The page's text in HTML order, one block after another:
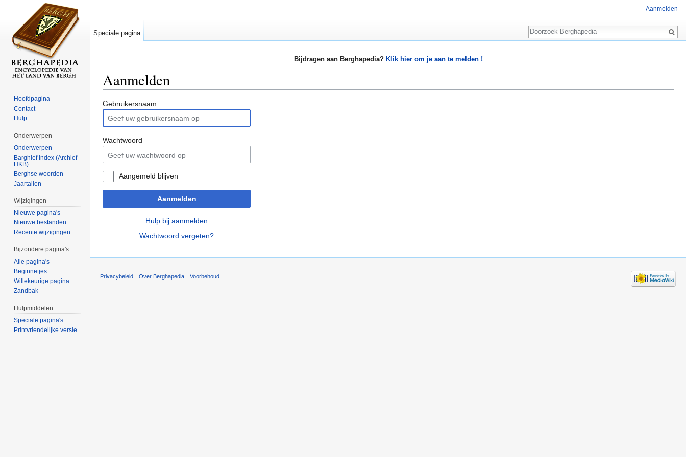
Bijdragen aan Berghapedia? Klik hier om je aan te melden !
Aanmelden
Gebruikersnaam
Wachtwoord
Aangemeld blijven
Aanmelden
Hulp bij aanmelden
Wachtwoord vergeten?
Aanmelden
Speciale pagina
Zoeken
Hoofdpagina
Contact
Hulp
Onderwerpen
Onderwerpen
Barghief Index (Archief
HKB)
Berghse woorden
Jaartallen
Wijzigingen
Nieuwe pagina's
Nieuwe bestanden
Recente wijzigingen
Bijzondere pagina's
Alle pagina's
Beginnetjes
Willekeurige pagina
Zandbak
Hulpmiddelen
Speciale pagina's
Printvriendelijke versie
Privacybeleid Over Berghapedia Voorbehoud